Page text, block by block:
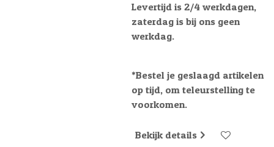
Levertijd is 2/4 werkdagen,
zaterdag is bij ons geen
werkdag.
*Bestel je geslaagd artikelen
op tijd, om teleurstelling te
voorkomen.
Bekijk details